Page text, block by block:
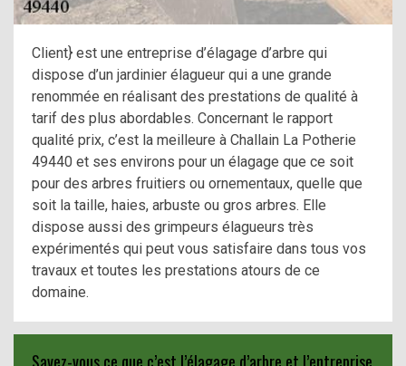
Client} est une entreprise d’élagage d’arbre qui
dispose d’un jardinier élagueur qui a une grande
renommée en réalisant des prestations de qualité à
tarif des plus abordables. Concernant le rapport
qualité prix, c’est la meilleure à Challain La Potherie
49440 et ses environs pour un élagage que ce soit
pour des arbres fruitiers ou ornementaux, quelle que
soit la taille, haies, arbuste ou gros arbres. Elle
dispose aussi des grimpeurs élagueurs très
expérimentés qui peut vous satisfaire dans tous vos
travaux et toutes les prestations atours de ce
domaine.